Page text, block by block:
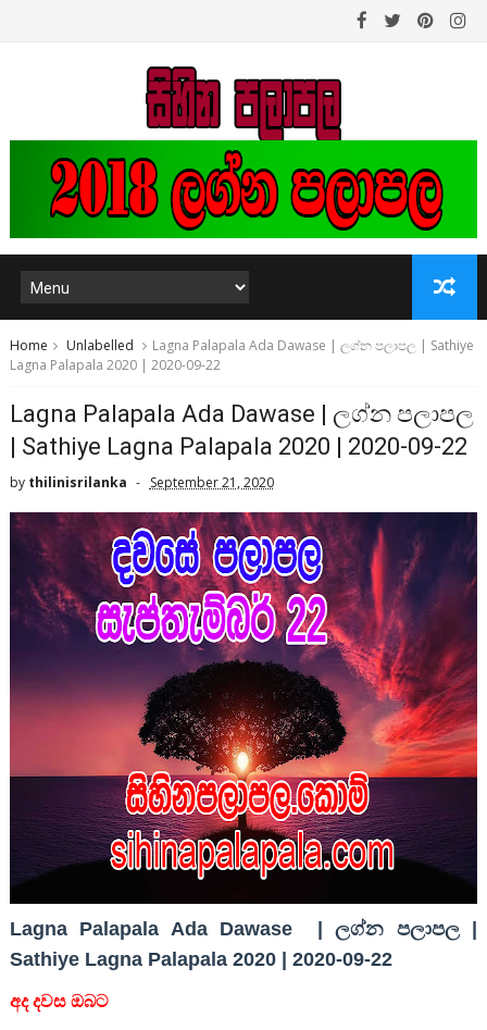
Home Unlabelled
Lagna Palapala Ada Dawase | ලග්න පලාපල | Sathiye
Lagna Palapala 2020 | 2020-09-22
Lagna Palapala Ada Dawase | ලග්න පලාපල
| Sathiye Lagna Palapala 2020 | 2020-09-22
by thilinisrilanka September 21, 2020
Lagna Palapala Ada Dawase | ලග්න පලාපල |
Sathiye Lagna Palapala 2020 | 2020-09-22
අද දවස ඔබට